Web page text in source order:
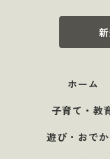
ホーム
子育て・教
遊び・おで